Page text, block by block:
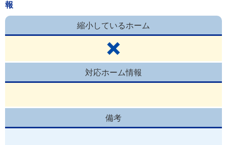
報
縮小しているホーム
対応ホーム情報
備考